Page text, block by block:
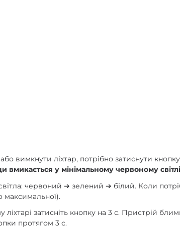
вимкнути ліхтар, потрібно затиснути
вмикається у мінімальному червоному
червоний ➔ зелений ➔ білий. Коли
максимальної).
ліхтарі затисніть кнопку на 3 с. Пристрій
протягом 3 с.